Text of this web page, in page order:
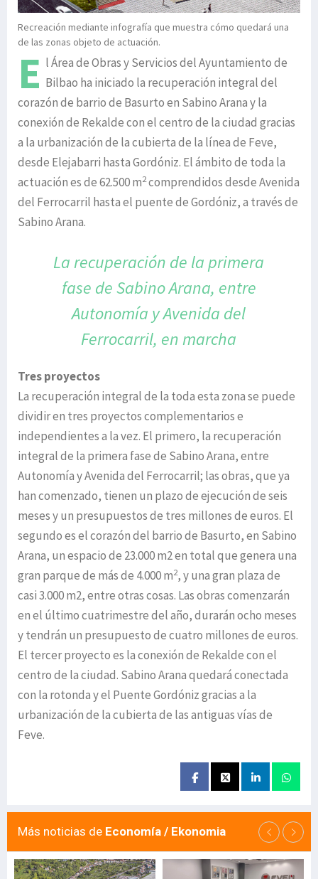
Recreación mediante infografía que muestra cómo quedará una
de las zonas objeto de actuación.
E l Área de Obras y Servicios del Ayuntamiento de
Bilbao ha iniciado la recuperación integral del
corazón de barrio de Basurto en Sabino Arana y la
conexión de Rekalde con el centro de la ciudad gracias
a la urbanización de la cubierta de la línea de Feve,
desde Elejabarri hasta Gordóniz. El ámbito de toda la
actuación es de 62.500 m2comprendidos desde Avenida
del Ferrocarril hasta el puente de Gordóniz, a través de
Sabino Arana.
La recuperación de la primera
fase de SabinoArana, entre
Autonomía y Avenida del
Ferrocarril, en marcha
Tres proyectos
La recuperación integral de la toda esta zona se puede
dividir en tres proyectos complementarios e
independientes a la vez. El primero, la recuperación
integral de la primera fase de Sabino Arana, entre
Autonomía y Avenida del Ferrocarril; las obras, que ya
han comenzado, tienen un plazo de ejecución de seis
meses y un presupuestos de tres millones de euros. El
segundo es el corazón del barrio de Basurto, en Sabino
Arana, un espacio de 23.000 m2 en total que genera una
gran parque de más de 4.000 m2, y una gran plaza de
casi 3.000 m2, entre otras cosas. Las obras comenzarán
en el último cuatrimestre del año, durarán ocho meses
y tendrán un presupuesto de cuatro millones de euros.
El tercer proyecto es la conexión de Rekalde con el
centro de la ciudad. Sabino Arana quedará conectada
con la rotonda y el Puente Gordóniz gracias a la
urbanización de la cubierta de las antiguas vías de
Feve.
Más noticias de Economía / Ekonomia